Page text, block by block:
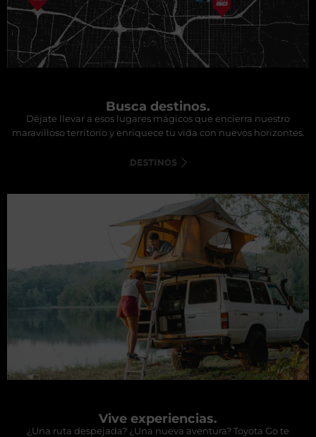
Busca destinos.
Déjate llevar a esos lugares mágicos que encierra nuestro
maravilloso territorio y enriquece tu vida con nuevos horizontes.
Vive experiencias.
¿Una ruta despejada? ¿Una nueva aventura? Toyota Go te